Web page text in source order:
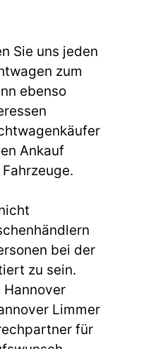
Sie uns jeden
zum
ebenso
Ankauf
bei der
zu sein.
Hannover
Limmer
für